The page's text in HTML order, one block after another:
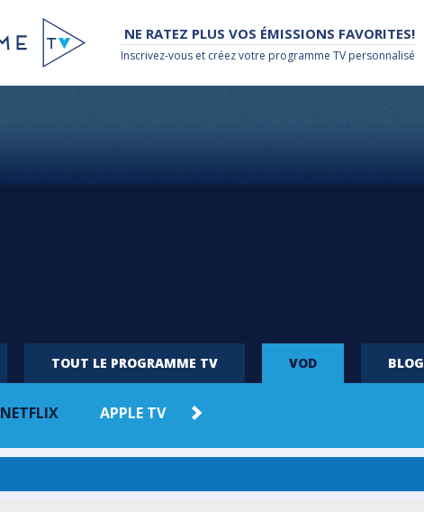
NE RATEZ PLUS VOS ÉMISSIONS FAVORITES!
Inscrivez-vous et créez votre programme TV personnalisé
TOUT LE PROGRAMME TV VOD BLOG
NETFLIX APPLE TV